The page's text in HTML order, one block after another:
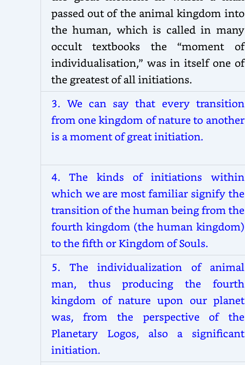
passed out of the animal kingdom into
the human, which is called in many
occult textbooks the “moment of
individualisation,” was in itself one of
the greatest of all initiations.
3. We can say that every transition
from one kingdom of nature to another
is a moment of great initiation.
4.The kinds of initiations within
which we are most familiar signify the
transition of the human being from the
fourth kingdom (the human kingdom)
to the fifth or Kingdom of Souls.
5.The individualization of animal
man, thus producing the fourth
kingdom of nature upon our planet
was, from the perspective of the
Planetary Logos, also a significant
initiation.